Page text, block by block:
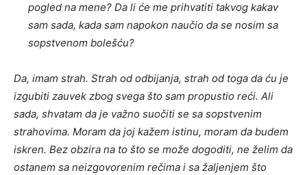
pogled na mene? Da li će me prihvatiti takvog kakav
sam sada, kada sam napokon naučio da se nosim sa
sopstvenom bolešću?
Da, imam strah. Strah od odbijanja, strah od toga da ću je
izgubiti zauvek zbog svega što sam propustio reći. Ali
sada, shvatam da je važno suočiti se sa sopstvenim
strahovima. Moram da joj kažem istinu, moram da budem
iskren. Bez obzira na to što se može dogoditi, ne želim da
ostanem sa neizgovorenim rečima i sa žaljenjem što